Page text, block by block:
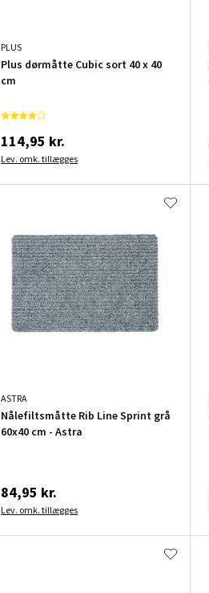
PLUS
Plus dørmåtte Cubic sort 40 x 40
cm
114,95 kr.
Lev. omk. tillægges
ASTRA
Nålefiltsmåtte Rib Line Sprint grå
60x40 cm - Astra
84,95 kr.
Lev. omk. tillægges